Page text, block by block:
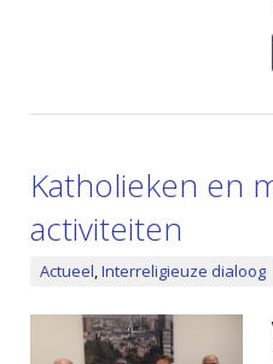
Katholieken en
activiteiten
Actueel,Interreligieuze dialoog